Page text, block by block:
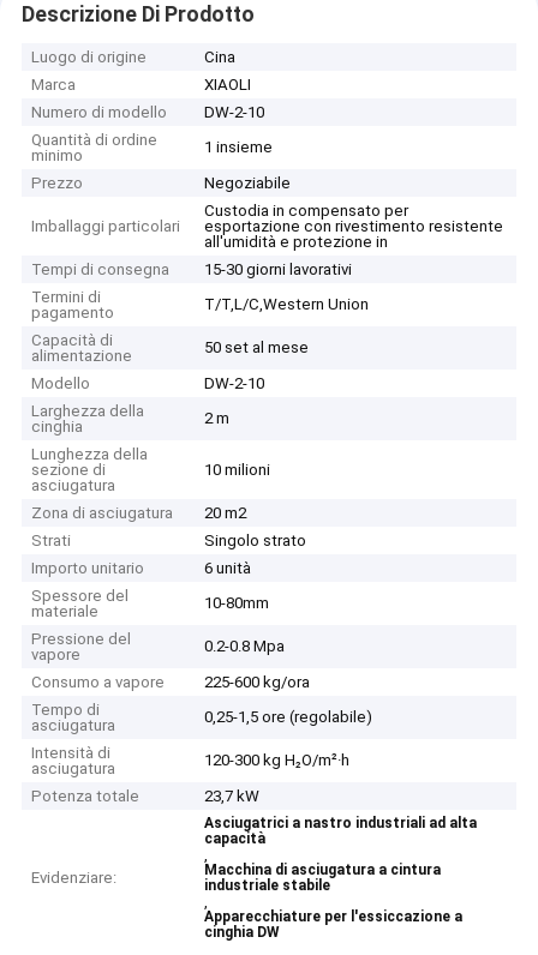
Descrizione Di Prodotto
Luogo di origine
Cina
Marca
XIAOLI
Numero di modello
DW-2-10
Quantità di ordine
minimo
1 insieme
Prezzo
Negoziabile
Imballaggi particolari
Custodia in compensato per
esportazione con rivestimento resistente
all'umidità e protezione in
Tempi di consegna
15-30 giorni lavorativi
Termini di
pagamento
T/T,L/C,Western Union
Capacità di
alimentazione
50 set al mese
Modello
DW-2-10
Larghezza della
cinghia
2 m
Lunghezza della
sezione di
asciugatura
10 milioni
Zona di asciugatura
20 m2
Strati
Singolo strato
Importo unitario
6 unità
Spessore del
materiale
10-80mm
Pressione del
vapore
0.2-0.8 Mpa
Consumo a vapore
225-600 kg/ora
Tempo di
asciugatura
0,25-1,5 ore (regolabile)
Intensità di
asciugatura
120-300 kg H₂O/m²·h
Potenza totale
23,7 kW
Evidenziare:
Asciugatrici a nastro industriali ad alta
capacità
,
Macchina di asciugatura a cintura
industriale stabile
,
Apparecchiature per l'essiccazione a
cinghia DW